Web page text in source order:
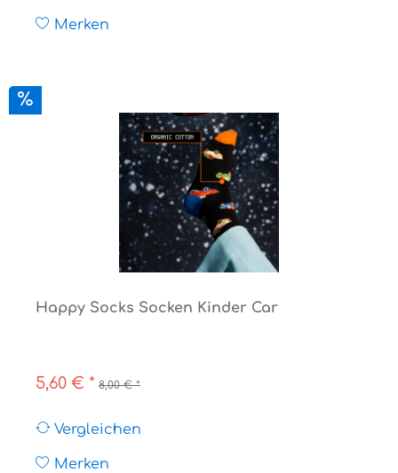
Merken
Happy Socks Socken Kinder Car
5,60 € * 8,00 € *
Vergleichen
Merken